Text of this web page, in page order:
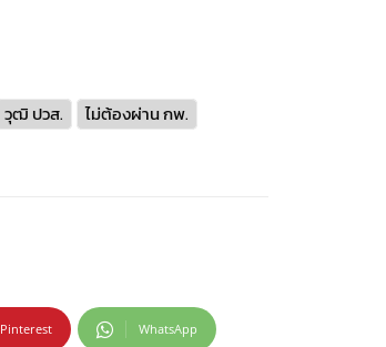
วุฒิ ปวส.
ไม่ต้องผ่าน กพ.
Pinterest WhatsApp